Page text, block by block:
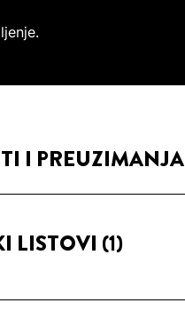
I PREUZIMANJA
LISTOVI (1)